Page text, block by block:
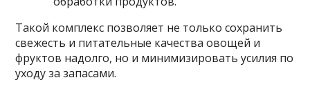
Такой комплекс позволяет не только сохранить
свежесть и питательные качества овощей и
фруктов надолго, но и минимизировать усилия по
уходу за запасами.